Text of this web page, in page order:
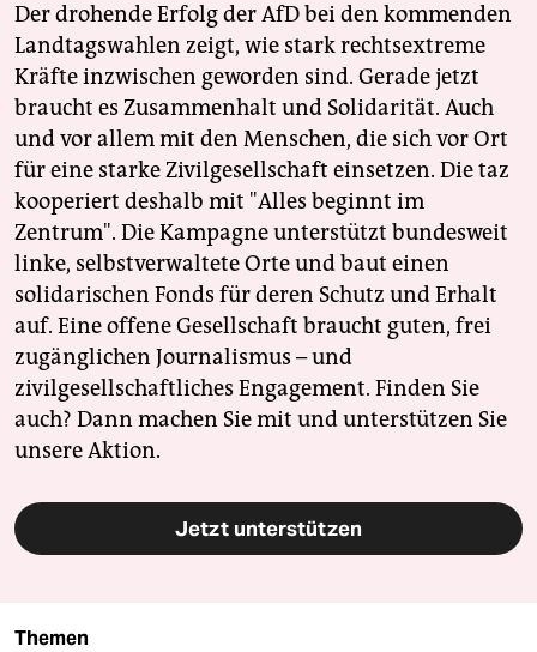
Der drohende Erfolg der AfD bei den kommenden
Landtagswahlen zeigt, wie stark rechtsextreme
Kräfte inzwischen geworden sind. Gerade jetzt
braucht es Zusammenhalt und Solidarität. Auch
und vor allem mit den Menschen, die sich vor Ort
für eine starke Zivilgesellschaft einsetzen. Die taz
kooperiert deshalb mit "Alles beginnt im
Zentrum". Die Kampagne unterstützt bundesweit
linke, selbstverwaltete Orte und baut einen
solidarischen Fonds für deren Schutz und Erhalt
auf. Eine offene Gesellschaft braucht guten, frei
zugänglichen Journalismus – und
zivilgesellschaftliches Engagement. Finden Sie
auch? Dann machen Sie mit und unterstützen Sie
unsere Aktion.
Jetzt unterstützen
Themen